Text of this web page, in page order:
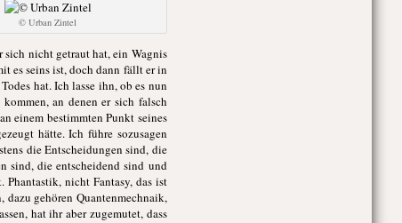
© Urban Zintel
sich nicht getraut hat, ein Wagnis
es seins ist, doch dann fällt er in
hat. Ich lasse ihn, ob es nun
an denen er sich falsch
einem bestimmten Punkt seines
hätte. Ich führe sozusagen
die Entscheidungen sind, die
sind, die entscheidend sind und
nicht Fantasy, das ist
dazu gehören Quantenmechnaik,
hat ihr aber zugemutet, dass